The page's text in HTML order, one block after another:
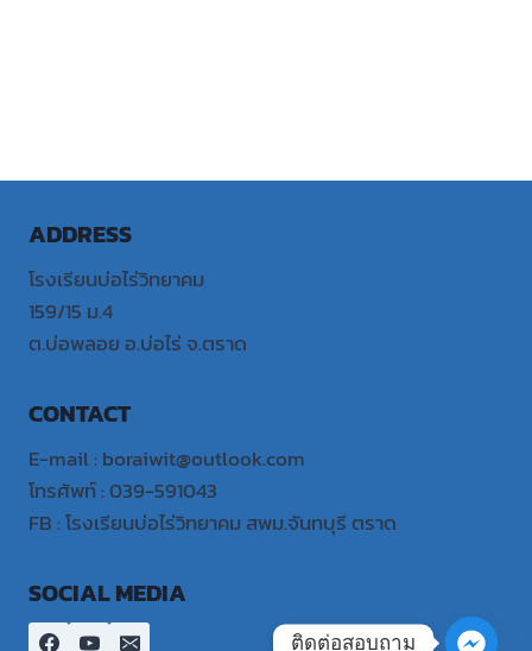
ADDRESS
โรงเรียนบ่อไร่วิทยาคม
159/15 ม.4
ต.บ่อพลอย อ.บ่อไร่ จ.ตราด
CONTACT
E-mail : boraiwit@outlook.com
โทรศัพท์ : 039-591043
FB : โรงเรียนบ่อไร่วิทยาคม สพม.จันทบุรี ตราด
SOCIAL MEDIA
ติดต่อสอบถาม